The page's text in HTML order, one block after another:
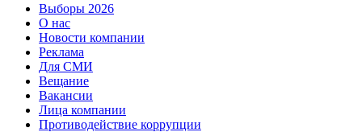
Выборы 2026
О нас
Новости компании
Реклама
Для СМИ
Вещание
Вакансии
Лица компании
Противодействие коррупции